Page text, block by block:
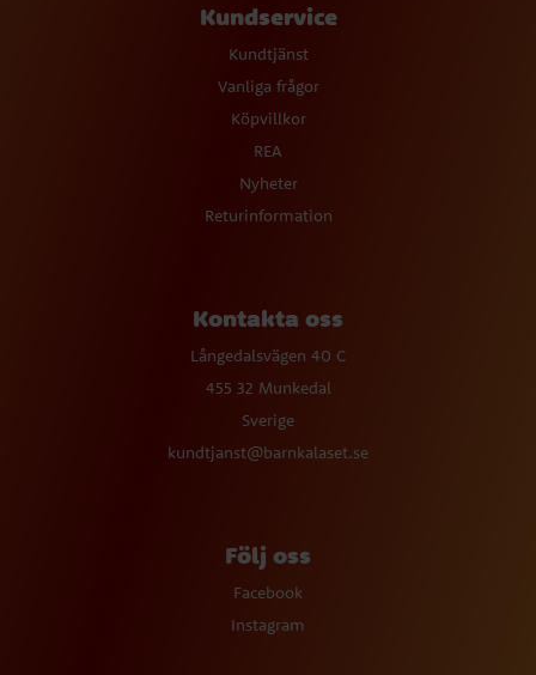
Kundservice
Kundtjänst
Vanliga frågor
Köpvillkor
REA
Nyheter
Returinformation
Kontakta oss
Långedalsvägen 40 C
455 32 Munkedal
Sverige
kundtjanst@barnkalaset.se
Följ oss
Facebook
Instagram